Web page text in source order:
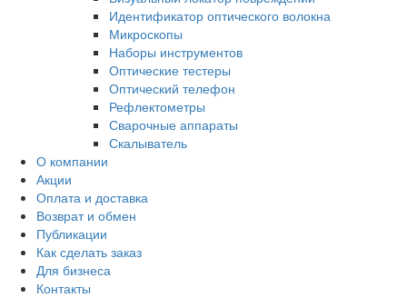
Идентификатор оптического волокна
Микроскопы
Наборы инструментов
Оптические тестеры
Оптический телефон
Рефлектометры
Сварочные аппараты
Скалыватель
О компании
Акции
Оплата и доставка
Возврат и обмен
Публикации
Как сделать заказ
Для бизнеса
Контакты